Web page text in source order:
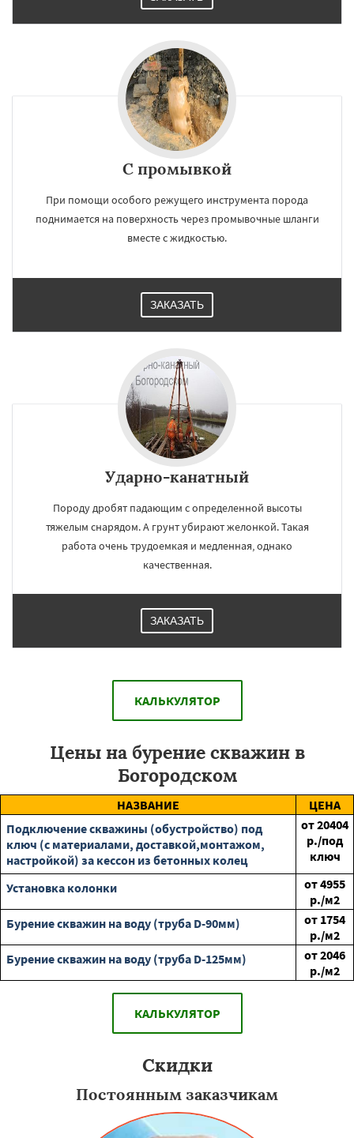
С промывкой
При помощи особого режущего инструмента порода
поднимается на поверхность через промывочные шланги
вместе с жидкостью.
ЗАКАЗАТЬ
Ударно-канатный
Породу дробят падающим с определенной высоты
тяжелым снарядом. А грунт убирают желонкой. Такая
работа очень трудоемкая и медленная, однако
качественная.
ЗАКАЗАТЬ
КАЛЬКУЛЯТОР
Цены на бурение скважин в
Богородском
НАЗВАНИЕ
ЦЕНА
Подключение скважины (обустройство) под
ключ (с материалами, доставкой,монтажом,
настройкой) за кессон из бетонных колец
от20404
р./под
ключ
Установка колонки
от4955
р./м2
Бурение скважин на воду (труба D-90мм)
от 1754
р./м2
Бурение скважин на воду (труба D-125мм)
от2046
р./м2
КАЛЬКУЛЯТОР
Скидки
Постоянным заказчикам